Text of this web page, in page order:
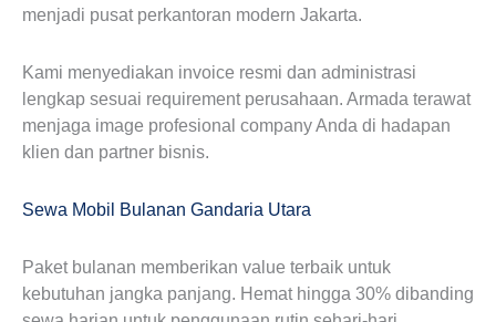
menjadi pusat perkantoran modern Jakarta.
Kami menyediakan invoice resmi dan administrasi
lengkap sesuai requirement perusahaan. Armada terawat
menjaga image profesional company Anda di hadapan
klien dan partner bisnis.
Sewa Mobil Bulanan Gandaria Utara
Paket bulanan memberikan value terbaik untuk
kebutuhan jangka panjang. Hemat hingga 30% dibanding